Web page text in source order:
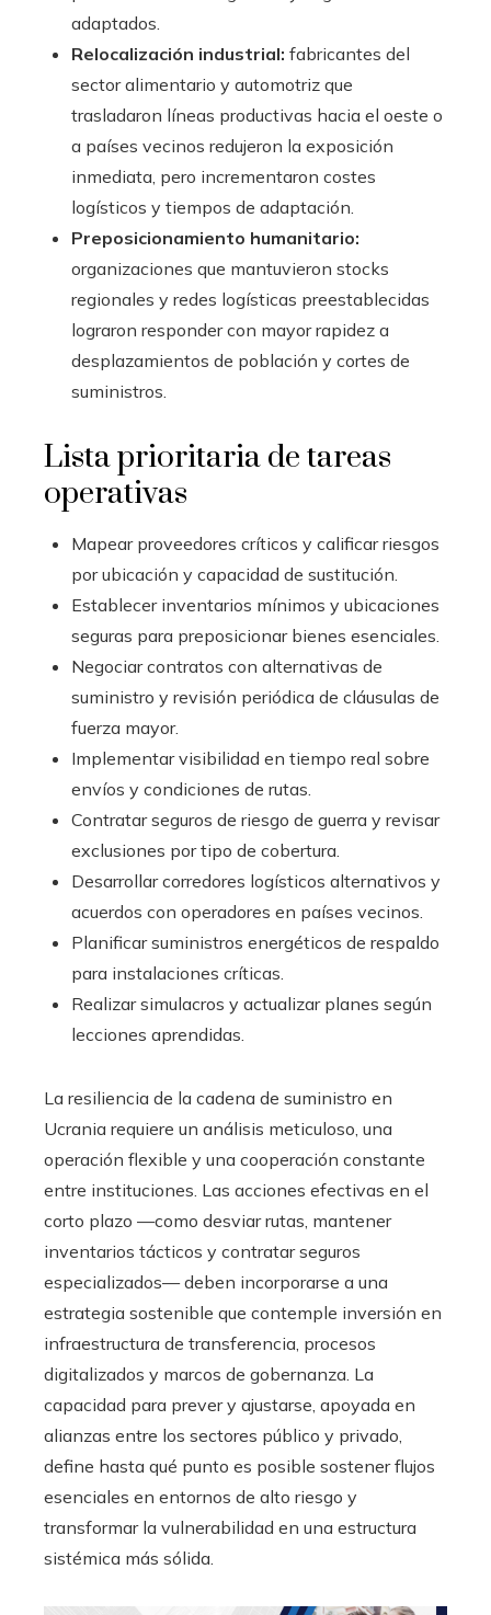
adaptados.
Relocalización industrial: fabricantes del
sector alimentario y automotriz que
trasladaron líneas productivas hacia el oeste o
a países vecinos redujeron la exposición
inmediata, pero incrementaron costes
logísticos y tiempos de adaptación.
Preposicionamiento humanitario:
organizaciones que mantuvieron stocks
regionales y redes logísticas preestablecidas
lograron responder con mayor rapidez a
desplazamientos de población y cortes de
suministros.
Lista prioritaria de tareas
operativas
Mapear proveedores críticos y calificar riesgos
por ubicación y capacidad de sustitución.
Establecer inventarios mínimos y ubicaciones
seguras para preposicionar bienes esenciales.
Negociar contratos con alternativas de
suministro y revisión periódica de cláusulas de
fuerza mayor.
Implementar visibilidad en tiempo real sobre
envíos y condiciones de rutas.
Contratar seguros de riesgo de guerra y revisar
exclusiones por tipo de cobertura.
Desarrollar corredores logísticos alternativos y
acuerdos con operadores en países vecinos.
Planificar suministros energéticos de respaldo
para instalaciones críticas.
Realizar simulacros y actualizar planes según
lecciones aprendidas.
La resiliencia de la cadena de suministro en
Ucrania requiere un análisis meticuloso, una
operación flexible y una cooperación constante
entre instituciones. Las acciones efectivas en el
corto plazo —como desviar rutas, mantener
inventarios tácticos y contratar seguros
especializados— deben incorporarse a una
estrategia sostenible que contemple inversión en
infraestructura de transferencia, procesos
digitalizados y marcos de gobernanza. La
capacidad para prever y ajustarse, apoyada en
alianzas entre los sectores público y privado,
define hasta qué punto es posible sostener flujos
esenciales en entornos de alto riesgo y
transformar la vulnerabilidad en una estructura
sistémica más sólida.